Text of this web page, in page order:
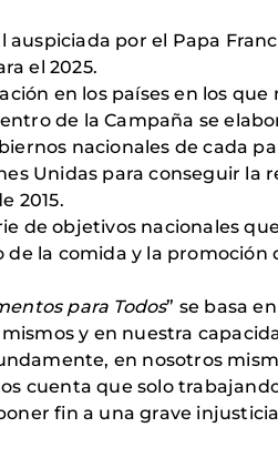
por el Papa
el 2025.
en los países en los
de la Campaña se
nacionales de cada
Unidas para conseguir la
2015.
de objetivos nacionales
la comida y la
para Todos” se basa
y en nuestra
en nosotros
cuenta que solo
fin a una grave